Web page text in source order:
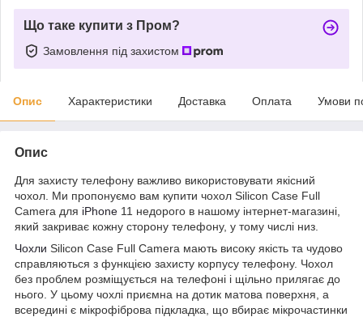
Що таке купити з Пром?
Замовлення під захистом
Опис Характеристики Доставка Оплата Умови
Опис
Для захисту телефону важливо використовувати якісний
чохол. Ми пропонуємо вам купити чохол Silicon Case Full
Camera для iPhone 11 недорого в нашому інтернет-магазині,
який закриває кожну сторону телефону, у тому числі низ.
Чохли Silicon Case Full Camera мають високу якість та чудово
справляються з функцією захисту корпусу телефону. Чохол
без проблем розміщується на телефоні і щільно прилягає до
нього. У цьому чохлі приємна на дотик матова поверхня, а
всередині є мікрофіброва підкладка, що вбирає мікрочастинки